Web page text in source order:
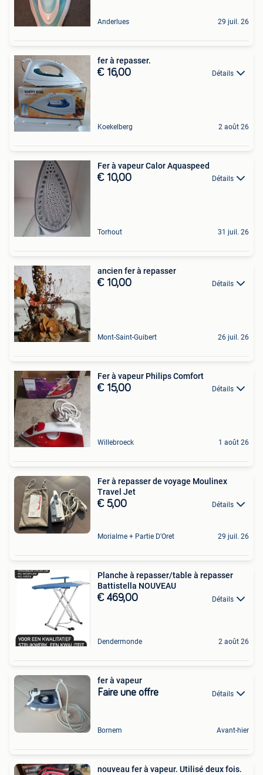
Anderlues 29 juil. 26
fer à repasser.
€ 16,00 Détails
Koekelberg 2 août 26
Fer à vapeur Calor Aquaspeed
€ 10,00 Détails
Torhout 31 juil. 26
ancien fer à repasser
€ 10,00 Détails
Mont-Saint-Guibert 26 juil. 26
Fer à vapeur Philips Comfort
€ 15,00 Détails
Willebroeck 1 août 26
Fer à repasser de voyage Moulinex
Travel Jet
€ 5,00 Détails
Morialme + Partie D'Oret 29 juil. 26
Planche à repasser/table à repasser
Battistella NOUVEAU
€ 469,00 Détails
Dendermonde 2 août 26
fer à vapeur
Faire une offre Détails
Bornem Avant-hier
nouveau fer à vapeur. Utilisé deux fois.